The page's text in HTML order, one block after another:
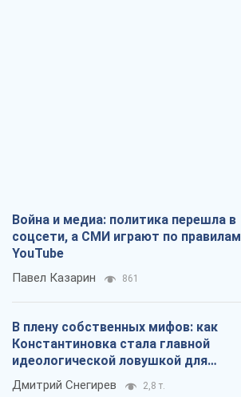
Война и медиа: политика перешла в
соцсети, а СМИ играют по правилам
YouTube
Павел Казарин 861
В плену собственных мифов: как
Константиновка стала главной
идеологической ловушкой для
российских оккупантов
Дмитрий Снегирев 2,8 т.